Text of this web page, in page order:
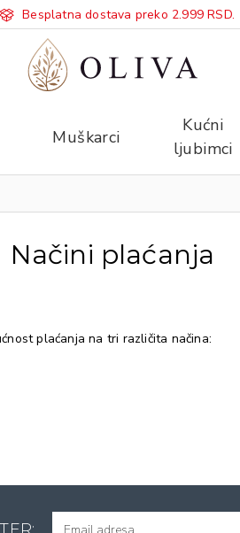
Besplatna dostava preko 2.999 RSD.
Muškarci
Kućni
ljubimci
Načini plaćanja
plaćanja na tri različita načina: